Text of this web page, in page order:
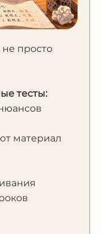
просто
тесты:
материал